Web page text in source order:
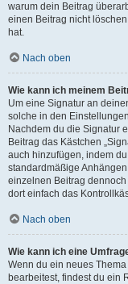
warum dein Beitrag
einen Beitrag nicht
hat.
Nach oben
Wie kann ich meinem
Um eine Signatur an
solche in den
Nachdem du die Signatur
Beitrag das Kästchen
auch hinzufügen, indem
standardmäßige
einzelnen Beitrag
dort einfach das
Nach oben
Wie kann ich eine
Wenn du ein neues
bearbeitest, findest du ein